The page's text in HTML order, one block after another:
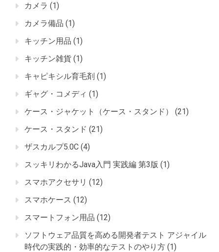
カメラ (1)
カメラ備品 (1)
キッチン用品 (1)
キッチン雑貨 (1)
キャピキシル育毛剤 (1)
ギャグ・コメディ (1)
ケース・ジャケット（ケース・スタンド）
(21)
ケース・スタンド (21)
ザスカルプ5.0C (4)
スッキリわかるJava入門 実践編 第3版 (1)
スマホアクセサリ (12)
スマホケース (12)
スマートフォン用品 (12)
ソフトウェア品質を高める開発者テスト アジャイル
時代の実践的・効率的なテストのやり方 (1)